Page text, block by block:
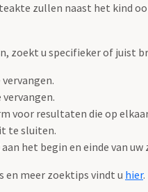
zullen naast het kind
zoekt u specifieker of juist
voor resultaten die op
te sluiten.
aan het begin en einde van
en meer zoektips vindt u hier.